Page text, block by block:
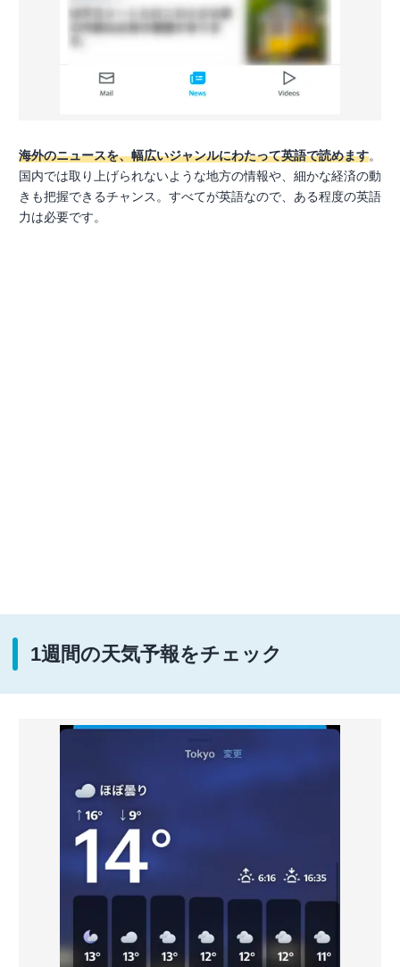
海外のニュースを、幅広いジャンルにわたって英語で読めます。
国内では取り上げられないような地方の情報や、細かな経済の動
きも把握できるチャンス。すべてが英語なので、ある程度の英語
力は必要です。
1週間の天気予報をチェック